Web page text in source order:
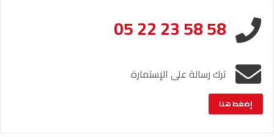
05 22 23 58 58
ترك رسالة على الإستمارة
إضغط هنا